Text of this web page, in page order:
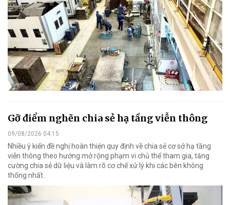
Gỡ điểm nghẽn chia sẻ hạ tầng viễn thông
09/08/2026 04:15
Nhiều ý kiến đề nghị hoàn thiện quy định về chia sẻ cơ sở hạ tầng
viễn thông theo hướng mở rộng phạm vi chủ thể tham gia, tăng
cường chia sẻ dữ liệu và làm rõ cơ chế xử lý khi các bên không
thống nhất.